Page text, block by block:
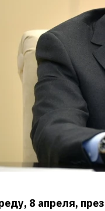
8 апреля,